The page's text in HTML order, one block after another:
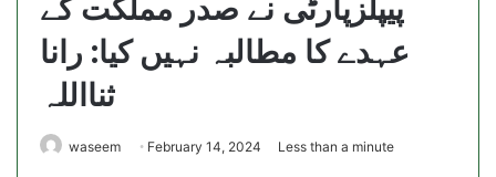
پیپلزپارٹی نے صدر مملکت کے
عہدے کا مطالبہ نہیں کیا: رانا
ثنااللہ
waseem February 14, 2024 Less than a minute